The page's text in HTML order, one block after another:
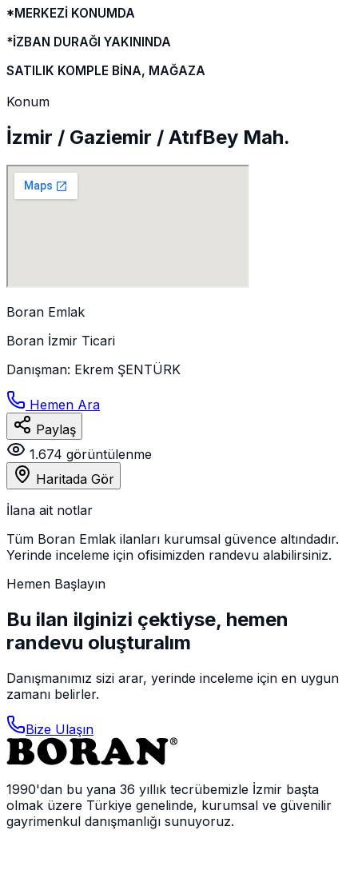
*MERKEZİ KONUMDA
*İZBAN DURAĞI YAKININDA
SATILIK KOMPLE BİNA, MAĞAZA
Konum
İzmir / Gaziemir / AtıfBey Mah.
Boran Emlak
Boran İzmir Ticari
Danışman: Ekrem ŞENTÜRK
Hemen Ara
Paylaş
1.674 görüntülenme
Haritada Gör
İlana ait notlar
Tüm Boran Emlak ilanları kurumsal güvence altındadır.
Yerinde inceleme için ofisimizden randevu alabilirsiniz.
Hemen Başlayın
Bu ilan ilginizi çektiyse, hemen
randevu oluşturalım
Danışmanımız sizi arar, yerinde inceleme için en uygun
zamanı belirler.
Bize Ulaşın
1990'dan bu yana 36 yıllık tecrübemizle İzmir başta
olmak üzere Türkiye genelinde, kurumsal ve güvenilir
gayrimenkul danışmanlığı sunuyoruz.